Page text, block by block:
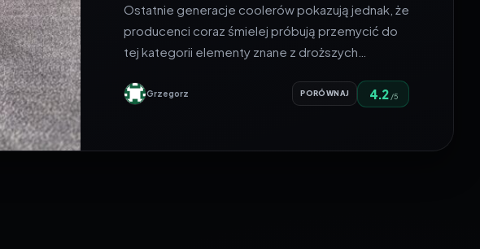
Ostatnie generacje coolerów pokazują jednak, że
producenci coraz śmielej próbują przemycić do
tej kategorii elementy znane z droższych…
Grzegorz PORÓWNAJ 4.2 /5